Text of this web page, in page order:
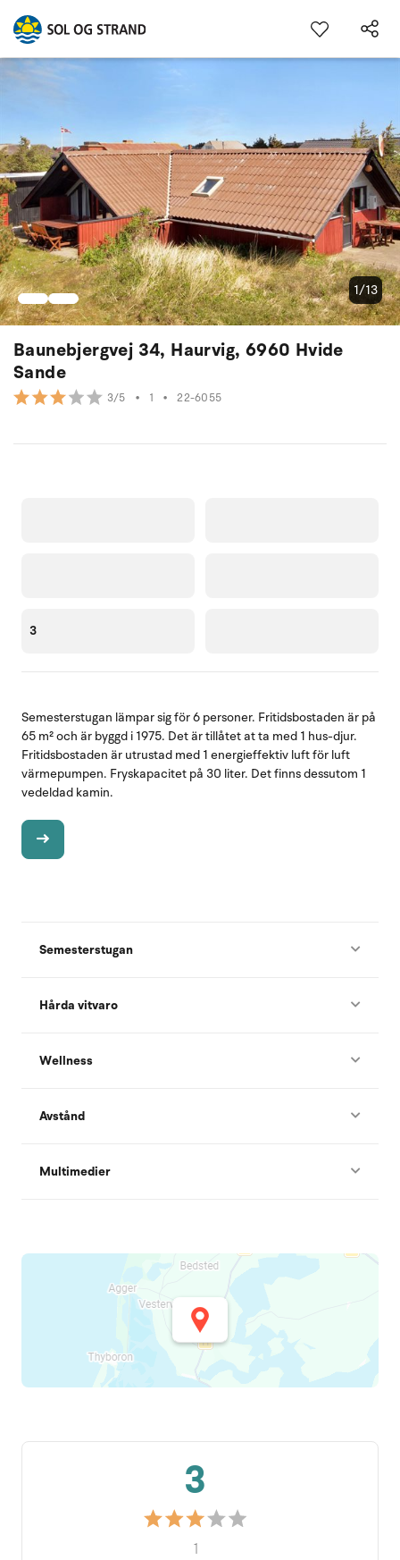
Baunebjergvej 34, Haurvig, 6960 Hvide
Sande
3/5 • 1 • 22-6055
1/13
3
Semesterstugan lämpar sig för 6 personer. Fritidsbostaden är på
65 m² och är byggd i 1975. Det är tillåtet at ta med 1 hus-djur.
Fritidsbostaden är utrustad med 1 energieffektiv luft för luft
värmepumpen. Fryskapacitet på 30 liter. Det finns dessutom 1
vedeldad kamin.
Semesterstugan
Hårda vitvaro
Wellness
Avstånd
Multimedier
3
1